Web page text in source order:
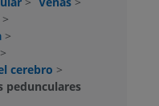
>
>
>
cerebro >
pedunculares